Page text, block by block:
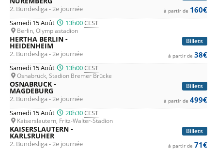
2. Bundesliga - 2e journée à partir de 160€
Samedi 15 Août 13h00CEST
Berlin, Olympiastadion
Billets
HERTHA BERLIN -
HEIDENHEIM
2. Bundesliga - 2e journée à partir de 38€
Samedi 15 Août 13h00CEST
Osnabrück, Stadion Bremer Brücke
Billets
OSNABRUCK -
MAGDEBURG
2. Bundesliga - 2e journée à partir de 499€
Samedi 15 Août 20h30CEST
Kaiserslautern, Fritz-Walter-Stadion
Billets
KAISERSLAUTERN -
KARLSRUHER
2. Bundesliga - 2e journée à partir de 71€